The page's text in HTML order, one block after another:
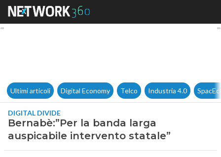
Bernabè:”Per la banda larga
Ultimi articoli Digital Economy Telco Industria 4.0
DIGITAL DIVIDE
Bernabè:”Per la banda larga
auspicabile intervento statale”